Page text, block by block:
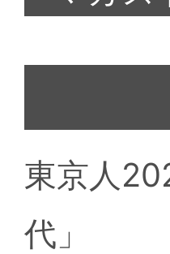
東京人
代」